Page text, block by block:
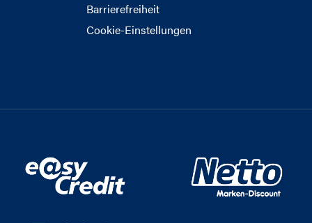
Barrierefreiheit
Cookie-Einstellungen